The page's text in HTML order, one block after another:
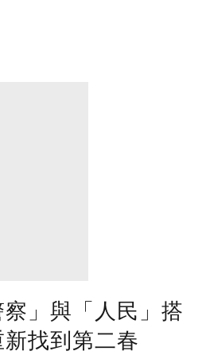
」與「人民」搭
找到第二春